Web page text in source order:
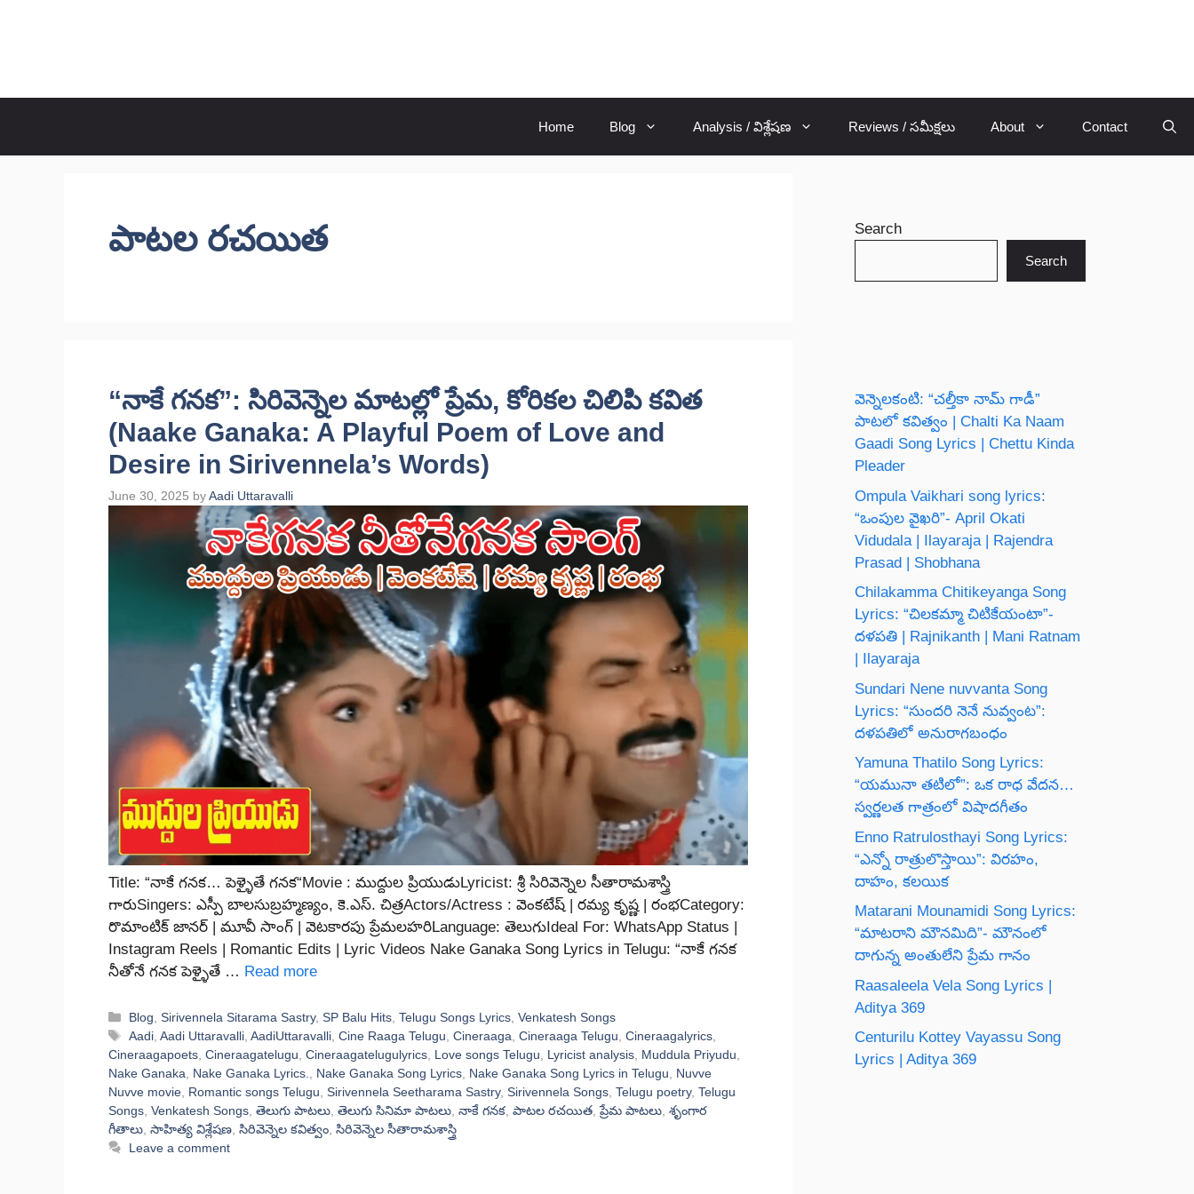
Home Blog Analysis / విశ్లేషణ Reviews / సమీక్షలు About Contact
పాటల రచయిత
“నాకే గనక”: సిరివెన్నెల మాటల్లో ప్రేమ, కోరికల చిలిపి కవిత
(Naake Ganaka: A Playful Poem of Love and
Desire in Sirivennela’s Words)
June 30, 2025 byAadi Uttaravalli
Title: “నాకే గనక… పెళ్ళైతే గనక“Movie : ముద్దుల ప్రియుడుLyricist: శ్రీ సిరివెన్నెల సీతారామశాస్త్రి
గారుSingers: ఎస్పీ బాలసుబ్రహ్మణ్యం, కె.ఎస్. చిత్రActors/Actress : వెంకటేష్ | రమ్య కృష్ణ | రంభCategory:
రొమాంటిక్ జానర్ | మూవీ సాంగ్ | వెటకారపు ప్రేమలహరిLanguage: తెలుగుIdeal For: WhatsApp Status |
Instagram Reels | Romantic Edits | Lyric Videos Nake Ganaka Song Lyrics in Telugu: “నాకే గనక
నీతోనే గనక పెళ్ళైతే … Read more
Categories
Blog ,Sirivennela Sitarama Sastry,SP Balu Hits ,Telugu Songs Lyrics ,Venkatesh Songs
Tags
Aadi ,Aadi Uttaravalli ,AadiUttaravalli ,Cine Raaga Telugu ,Cineraaga ,Cineraaga Telugu ,Cineraagalyrics
Cineraagapoets Cineraagatelugu Cineraagatelugulyrics Love songs Telugu Lyricist analysis Muddula Priyudu
Nake Ganaka
Nake Ganaka Lyrics. Nake Ganaka Song Lyrics Nake Ganaka Song Lyrics in Telugu
Nuvve
Nuvve movie Romantic songs Telugu Sirivennela Seetharama Sastry, Sirivennela Songs Telugu poetry, Telugu
Songs Venkatesh Songs తెలుగు పాటలు తెలుగు సినిమా పాటలు నాకే గనక పాటల రచయిత ,ప్రేమ పాటలు శృంగార
గీతాలు సాహిత్య విశ్లేషణ సిరివెన్నెల కవిత్వం సిరివెన్నెల సీతారామశాస్త్రి
Leave a comment
Search
Search
వెన్నెలకంటి: “చల్తీకా నామ్ గాడీ”
పాటలో కవిత్వం | Chalti Ka Naam
Gaadi Song Lyrics | Chettu Kinda
Pleader
Ompula Vaikhari song lyrics:
“ఒంపుల వైఖరి”- April Okati
Vidudala | Ilayaraja | Rajendra
Prasad | Shobhana
Chilakamma Chitikeyanga Song
Lyrics: “చిలకమ్మా చిటికేయంటా”-
దళపతి | Rajnikanth | Mani Ratnam
| Ilayaraja
Sundari Nene nuvvanta Song
Lyrics: “సుందరి నెనే నువ్వంట”:
దళపతిలో అనురాగబంధం
Yamuna Thatilo Song Lyrics:
“యమునా తటిలో”: ఒక రాధ వేదన…
స్వర్ణలత గాత్రంలో విషాదగీతం
Enno Ratrulosthayi Song Lyrics:
“ఎన్నో రాత్రులొస్తాయి”: విరహం,
దాహం, కలయిక
Matarani Mounamidi Song Lyrics:
“మాటరాని మౌనమిది”- మౌనంలో
దాగున్న అంతులేని ప్రేమ గానం
Raasaleela Vela Song Lyrics |
Aditya 369
Centurilu Kottey Vayassu Song
Lyrics | Aditya 369